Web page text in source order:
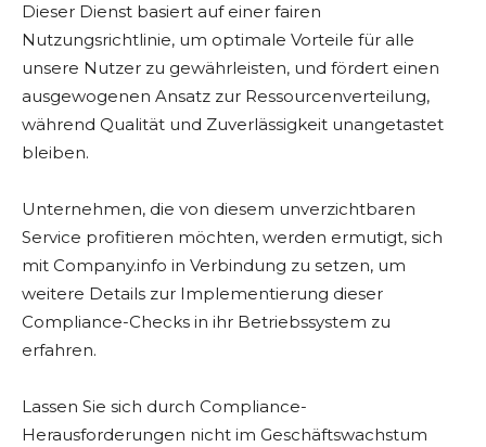
Dieser Dienst basiert auf einer fairen
Nutzungsrichtlinie, um optimale Vorteile für alle
unsere Nutzer zu gewährleisten, und fördert einen
ausgewogenen Ansatz zur Ressourcenverteilung,
während Qualität und Zuverlässigkeit unangetastet
bleiben.
Unternehmen, die von diesem unverzichtbaren
Service profitieren möchten, werden ermutigt, sich
mit Company.info in Verbindung zu setzen, um
weitere Details zur Implementierung dieser
Compliance-Checks in ihr Betriebssystem zu
erfahren.
Lassen Sie sich durch Compliance-
Herausforderungen nicht im Geschäftswachstum